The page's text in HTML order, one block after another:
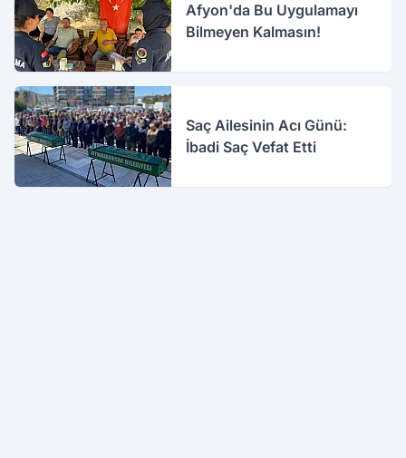
Afyon'da Bu Uygulamayı
Bilmeyen Kalmasın!
Saç Ailesinin Acı Günü:
İbadi Saç Vefat Etti